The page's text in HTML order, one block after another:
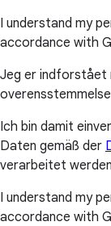
I understand my
accordance with
Jeg er indforstået
Ich bin damit
Daten gemäß der
verarbeitet
I understand my
accordance with